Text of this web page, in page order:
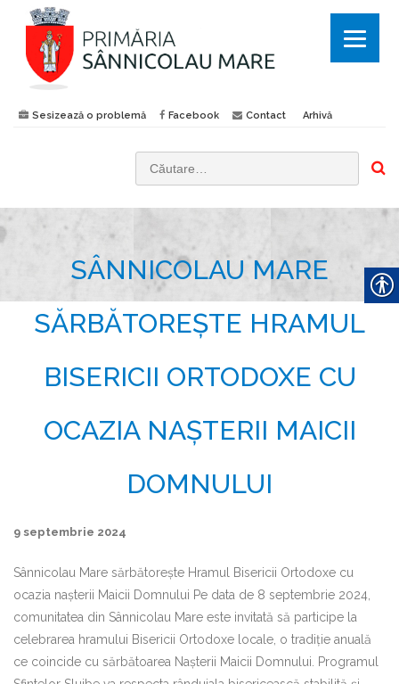
Sesizează o problemă Facebook Contact Arhivă
SÂNNICOLAU MARE
SĂRBĂTOREȘTE HRAMUL
BISERICII ORTODOXE CU
OCAZIA NAȘTERII MAICII
DOMNULUI
9 septembrie 2024
Sânnicolau Mare sărbătorește Hramul Bisericii Ortodoxe cu
ocazia nașterii Maicii Domnului Pe data de 8 septembrie 2024,
comunitatea din Sânnicolau Mare este invitată să participe la
celebrarea hramului Bisericii Ortodoxe locale, o tradiție anuală
ce coincide cu sărbătoarea Nașterii Maicii Domnului. Programul